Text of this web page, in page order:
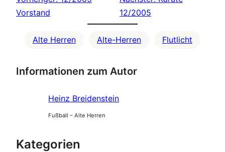
Vorstand
12/2005
Alte Herren Alte-Herren Flutlicht
Informationen zum Autor
Heinz Breidenstein
Fußball – Alte Herren
Kategorien